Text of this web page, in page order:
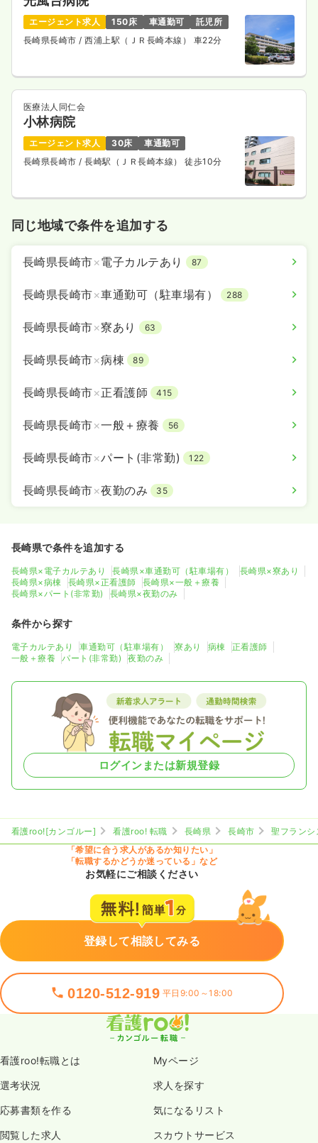
エージェント求人 150床 車通勤可
託児所
長崎県長崎市/ 西浦上駅（ＪＲ長崎本線） 車22分
医療法人同仁会
小林病院
エージェント求人 30床
車通勤可
長崎県長崎市/ 長崎駅（ＪＲ長崎本線） 徒歩10分
同じ地域で条件を追加する
長崎県長崎市×電子カルテあり 87
長崎県長崎市×車通勤可（駐車場有） 288
長崎県長崎市×寮あり 63
長崎県長崎市×病棟 89
長崎県長崎市×正看護師 415
長崎県長崎市×一般＋療養 56
長崎県長崎市×パート(非常勤) 122
長崎県長崎市×夜勤のみ 35
長崎県で条件を追加する
長崎県×電子カルテあり 長崎県×車通勤可（駐車場有）
長崎県×寮あり
長崎県×病棟
長崎県×正看護師
長崎県×一般＋療養
長崎県×パート(非常勤)
長崎県×夜勤のみ
条件から探す
電子カルテあり 車通勤可（駐車場有） 寮あり 病棟
正看護師
一般＋療養
パート(非常勤) 夜勤のみ
ログインまたは新規登録
看護roo![カンゴルー] 看護roo! 転職 長崎県 長崎市
聖フラン
「希望に合う求人があるか知りたい」
「転職するかどうか迷っている」など
お気軽にご相談ください
登録して相談してみる
0120-512-919 平日9:00～18:00
看護roo!転職とは Myページ
選考状況 求人を探す
応募書類を作る 気になるリスト
閲覧した求人 スカウトサービス